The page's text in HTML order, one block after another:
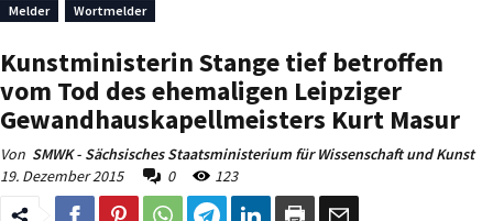
Melder Wortmelder
Kunstministerin Stange tief betroffen
vom Tod des ehemaligen Leipziger
Gewandhauskapellmeisters Kurt Masur
Von SMWK - Sächsisches Staatsministerium für Wissenschaft und Kunst
19. Dezember 2015
0 123